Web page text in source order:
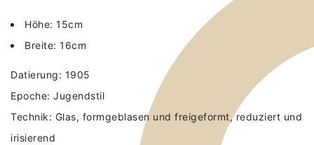
Höhe: 15cm
Breite: 16cm
Datierung: 1905
Epoche: Jugendstil
Technik: Glas, formgeblasen und freigeformt, reduziert und
irisierend